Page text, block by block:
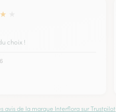
★
choix !
avis de la marque Interflora sur Trustpilot